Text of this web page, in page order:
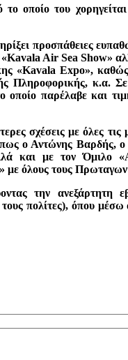
οποίο του
προσπάθειες
Air Sea Show»
«Kavala Expo»,
Πληροφορικής, κ.α. Σε
οποίο παρέλαβε και
σχέσεις με όλες τις
ο Αντώνης Βαρδής,
και με τον Όμιλο
όλους τους
την ανεξάρτητη
πολίτες), όπου μέσω